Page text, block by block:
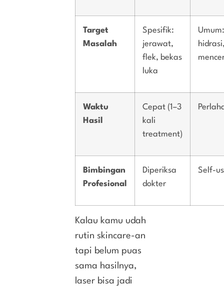
Target
Masalah
Spesifik:
jerawat,
flek, bekas
luka
Umum:
Waktu
Hasil
Cepat (1–3
kali
treatment)
Bimbingan
Profesional
Diperiksa
dokter
Self-
Kalau kamu udah
rutin skincare-an
tapi belum puas
sama hasilnya,
laser bisa jadi